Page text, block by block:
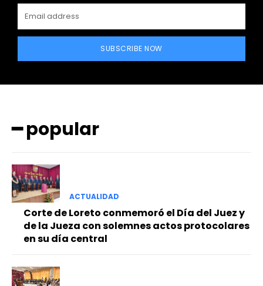
SUBSCRIBE NOW
━ popular
ACTUALIDAD
Corte de Loreto conmemoró el Día del Juez y
de la Jueza con solemnes actos protocolares
en su día central